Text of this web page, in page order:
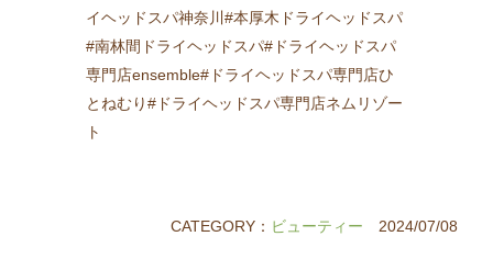
イヘッドスパ神奈川#本厚木ドライヘッドスパ
#南林間ドライヘッドスパ#ドライヘッドスパ
専門店ensemble#ドライヘッドスパ専門店ひ
とねむり#ドライヘッドスパ専門店ネムリゾー
ト
CATEGORY： ビューティー 2024/07/08